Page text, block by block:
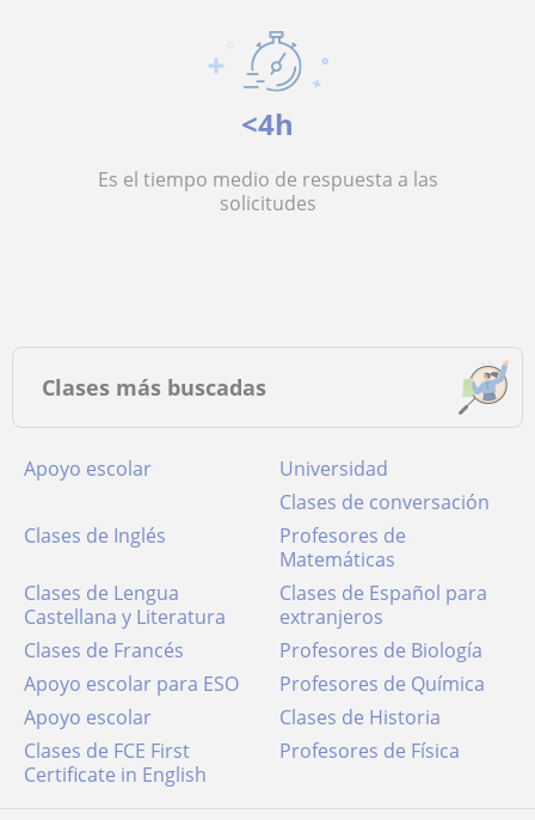
<4h
Es el tiempo medio de respuesta a las
solicitudes
Clases más buscadas
Apoyo escolar
Universidad
Clases de conversación
Clases de Inglés
Profesores de
Matemáticas
Clases de Lengua
Castellana y Literatura
Clases de Español para
extranjeros
Clases de Francés
Profesores de Biología
Apoyo escolar para ESO
Profesores de Química
Apoyo escolar
Clases de Historia
Clases de FCE First
Certificate in English
Profesores de Física